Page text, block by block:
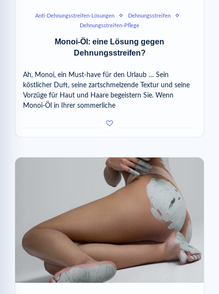
Anti-Dehnungsstreifen-Lösungen
Dehnungsstreifen
Dehnungsstreifen-Pflege
Monoi-Öl: eine Lösung gegen
Dehnungsstreifen?
Ah, Monoi, ein Must-have für den Urlaub … Sein
köstlicher Duft, seine zartschmelzende Textur und seine
Vorzüge für Haut und Haare begeistern Sie. Wenn
Monoi-Öl in Ihrer sommerliche